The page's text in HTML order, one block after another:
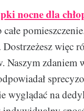
nocne dla
więc
Naszym zdaniem
na